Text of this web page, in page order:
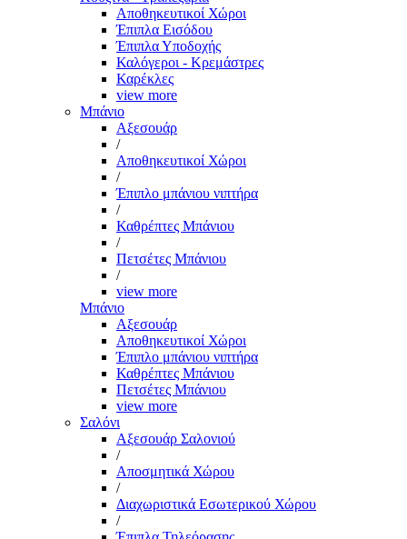
Αποθηκευτικοί Χώροι
Έπιπλα Εισόδου
Έπιπλα Υποδοχής
Καλόγεροι - Κρεμάστρες
Καρέκλες
view more
Μπάνιο
Αξεσουάρ
/
Αποθηκευτικοί Χώροι
/
Έπιπλο μπάνιου νιπτήρα
/
Καθρέπτες Μπάνιου
/
Πετσέτες Μπάνιου
/
view more
Μπάνιο
Αξεσουάρ
Αποθηκευτικοί Χώροι
Έπιπλο μπάνιου νιπτήρα
Καθρέπτες Μπάνιου
Πετσέτες Μπάνιου
view more
Σαλόνι
Αξεσουάρ Σαλονιού
/
Αποσμητικά Χώρου
/
Διαχωριστικά Εσωτερικού Χώρου
/